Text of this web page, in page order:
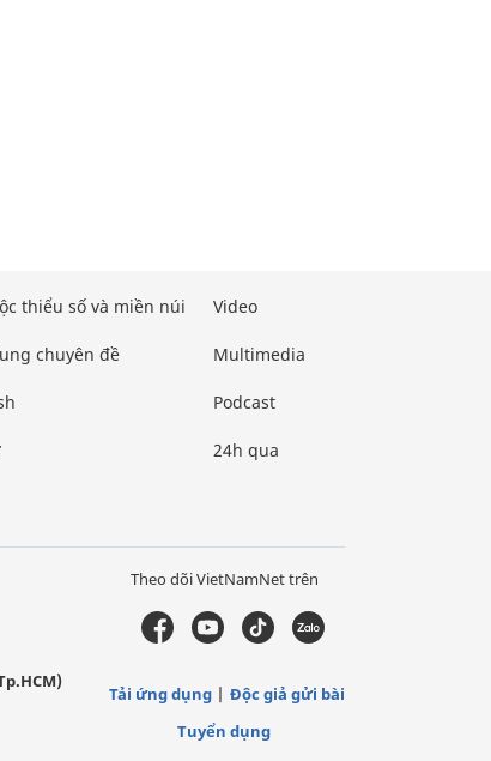
thiểu số và miền núi
chuyên đề
Video
Multimedia
Podcast
24h qua
Theo dõi VietNamNet trên
Tải ứng dụng
Độc giả gửi bài
Tuyển dụng